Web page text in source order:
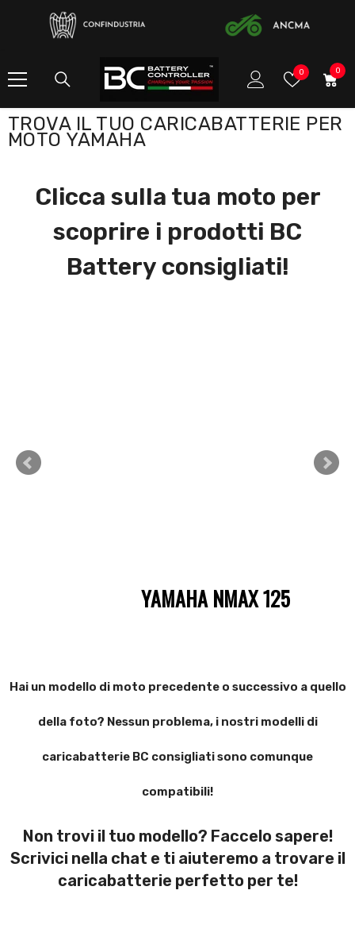
0Preferito0
0
TROVA IL TUO CARICABATTERIE PER
MOTO YAMAHA
Clicca sulla tua moto per
scoprire i prodotti BC
Battery consigliati!
YAMAHA NMAX 125
Hai un modello di moto precedente o successivo a quello
della foto? Nessun problema, i nostri modelli di
caricabatterie BC consigliati sono comunque
compatibili!
Non trovi il tuo modello? Faccelo sapere!
Scrivici nella chat e ti aiuteremo a trovare il
caricabatterie perfetto per te!